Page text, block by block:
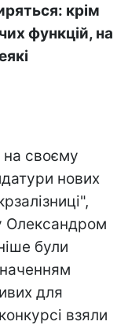
крім
функцій, на
своєму
нових
Олександром
були
для
взяли